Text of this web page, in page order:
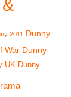
2011 Dunny
War Dunny
UK Dunny